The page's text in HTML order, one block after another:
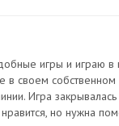
игры и играю в
своем собственном
Игра
но нужна